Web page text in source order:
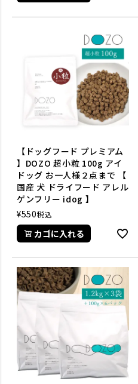
【ドッグフード プレミアム
】DOZO 超小粒 100g アイ
ドッグ お一人様２点まで 【
国産 犬 ドライフード アレル
ゲンフリー idog 】
¥550税込
カゴに入れる